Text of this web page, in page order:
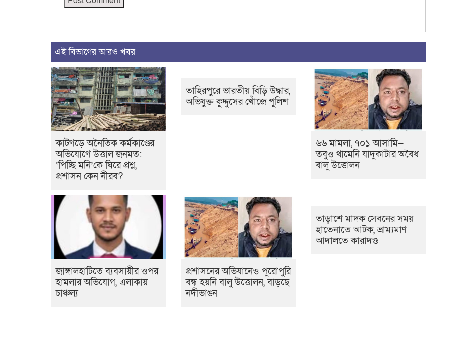
এই বিভাগের আরও খবর
কাটগড়ে অনৈতিক কর্মকাণ্ডের
অভিযোগে উত্তাল জনমত:
‘পিচ্ছি মনি’কে ঘিরে প্রশ্ন,
প্রশাসন কেন নীরব?
তাহিরপুরে ভারতীয় বিড়ি উদ্ধার,
অভিযুক্ত কুদ্দুসের খোঁজে পুলিশ
৬৬ মামলা, ৭০১ আসামি—
তবুও থামেনি যাদুকাটার অবৈধ
বালু উত্তোলন
জাঙ্গালহাটিতে ব্যবসায়ীর ওপর
হামলার অভিযোগ, এলাকায়
চাঞ্চল্য
প্রশাসনের অভিযানেও পুরোপুরি
বন্ধ হয়নি বালু উত্তোলন, বাড়ছে
নদীভাঙন
তাড়াশে মাদক সেবনের সময়
হাতেনাতে আটক, ভ্রাম্যমাণ
আদালতে কারাদণ্ড